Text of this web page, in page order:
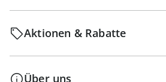
Aktionen & Rabatte
Über uns